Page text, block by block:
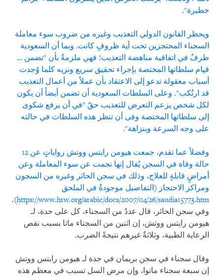
خطيرة".
ويحظر القانون الدولي التعذيب وغيره من ضروب سوء معاملة
السجناء المحتجزين تحت أية ظروفٍ كانت. وبما أن السعودية
طرفٌ في اتفاقية مناهضة التعذيب؛ فهي ملزمةٌ بأن "تضمن …
قيام سلطاتها المختصة بإجراء تحقيق سريع ونزيه كلما وُجدت
أسباب معقولة تدعو إلى الاعتقاد بأن عملاً من أعمال التعذيب
قد ارتُكب". وعلى السلطات السعودية أن تضمن أيضاً أن يكون
لكل شخص يزعم التعرض للتعذيب حقٌ "في أن يرفع شكوى
إلى سلطاتها المختصة وفى أن تنظر هذه السلطات في حالته
على وجه السرعة وبنزاهة".
وفضلاً عما تقدم، جمعت هيومن رايتس ووتش رواياتٍ عن 12
حالة وفاة في السجن يُقال إنها نجمت عن سوء المعاملة وعن
أمراضٍ قابلةٍ للعلاج، وذلك في سجن الحائر وغيره من السجون
ومراكز الاحتجاز (التفاصيل موجودةٌ في الملحق
https://www.hrw.org/arabic/docs/2007/04/26/saudia15773.htm
).
وفي سجن الحائر، قال عددٌ من السجناء، كل على حدة، لـ
هيومن رايتس ووتش، إن اثنين من السجناء ماتا بسبب نقص
الرعاية الطبية، وثلاثةٌ غيرهم نتيجةً الضرب.
وقال سجناء في سجن بريمان في جدة لـ هيومن رايتس ووتش
إن سبعة سجناء ماتوا، وإن مرض السل تسبب في معظم هذه